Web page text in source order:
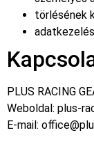
törlésének
PLUS RACING
Weboldal: plus-
E-mail: